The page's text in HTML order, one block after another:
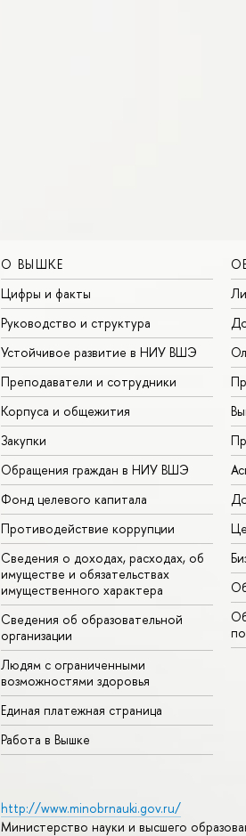
О ВЫШКЕ
Цифры и факты
Руководство и структура
Устойчивое развитие в НИУ ВШЭ
Преподаватели и сотрудники
Корпуса и общежития
Закупки
Обращения граждан в НИУ ВШЭ
Фонд целевого капитала
Противодействие коррупции
Сведения о доходах, расходах, об
имуществе и обязательствах
имущественного характера
Сведения об образовательной
организации
Людям с ограниченными
возможностями здоровья
Единая платежная страница
Работа в Вышке
http://www.minobrnauki.gov.ru/
Министерство науки и высшего